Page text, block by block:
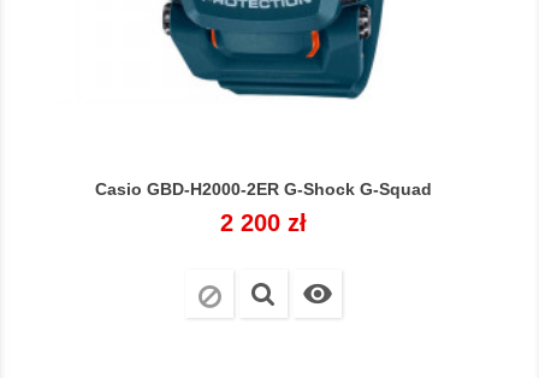
Casio GBD-H2000-2ER G-Shock G-Squad
Cena
2 200 zł
